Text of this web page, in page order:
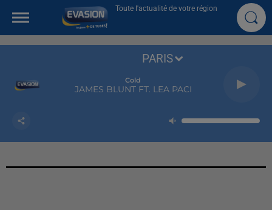
Toute l'actualité de votre région
Cold
JAMES BLUNT FT. LEA PACI
PARIS